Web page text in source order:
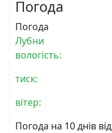
Погода
Погода
Лубни
вологість:
тиск:
вітер:
Погода на 10 днів від